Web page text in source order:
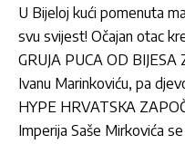
U Bijeloj kući pomenuta
svu svijest! Očajan otac
GRUJA PUCA OD
Ivanu Marinkoviću, pa
HYPE HRVATSKA
Imperija Saše Mirkovića se